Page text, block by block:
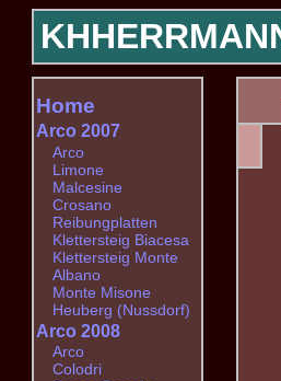
Home
Arco 2007
Arco
Limone
Malcesine
Crosano
Reibungplatten
Klettersteig Biacesa
Klettersteig Monte
Albano
Monte Misone
Heuberg (Nussdorf)
Arco 2008
Arco
Colodri